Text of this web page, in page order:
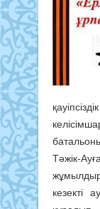
Тәжік-
кезекті